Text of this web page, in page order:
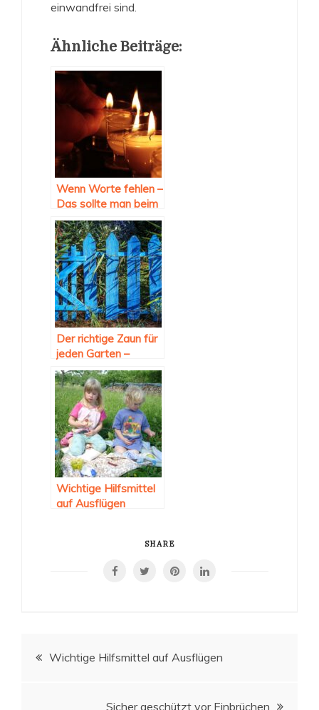
einwandfrei sind.
Ähnliche Beiträge:
Wenn Worte fehlen –
Das sollte man beim
Schreiben einer
Kondolenz- oder
Trauerkarte
beachten
Der richtige Zaun für
jeden Garten –
Gartentüren Holz als
praktische Ergänzung
Wichtige Hilfsmittel
auf Ausflügen
SHARE
Beitragsnavigation
Wichtige Hilfsmittel auf Ausflügen
Sicher geschützt vor Einbrüchen